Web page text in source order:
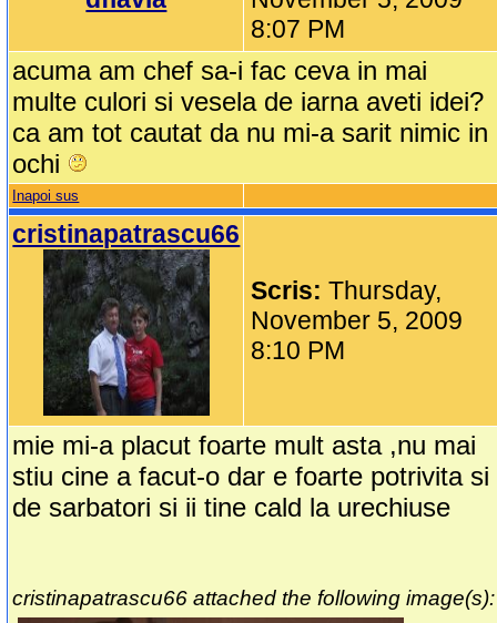
8:07 PM
acuma am chef sa-i fac ceva in mai
multe culori si vesela de iarna aveti idei?
ca am tot cautat da nu mi-a sarit nimic in
ochi
Inapoi sus
cristinapatrascu66
Scris:Thursday,
November 5, 2009
8:10 PM
mie mi-a placut foarte mult asta ,nu mai
stiu cine a facut-o dar e foarte potrivita si
de sarbatori si ii tine cald la urechiuse
cristinapatrascu66 attached the following image(s):